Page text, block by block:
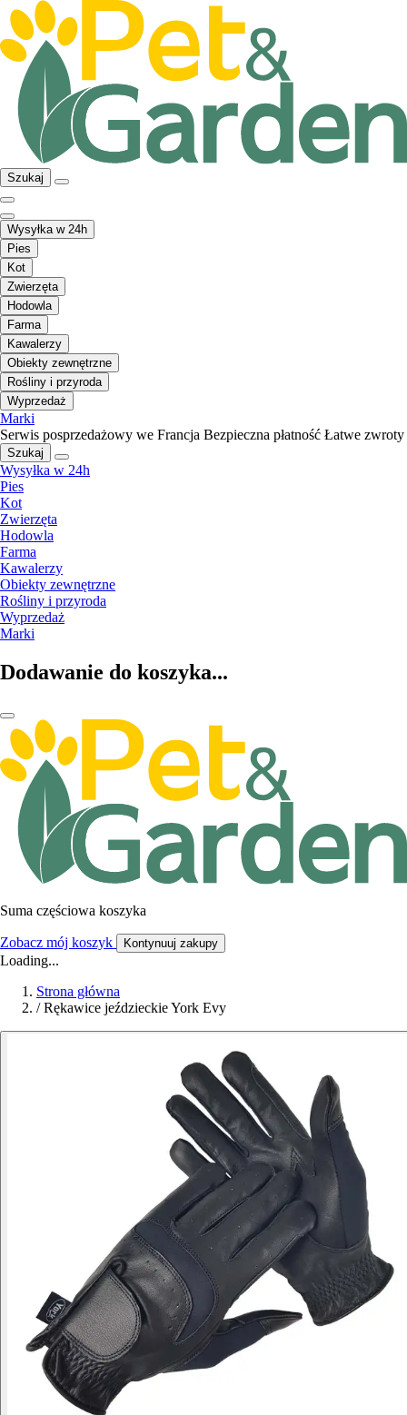
Szukaj
Wysyłka w 24h
Pies
Kot
Zwierzęta
Hodowla
Farma
Kawalerzy
Obiekty zewnętrzne
Rośliny i przyroda
Wyprzedaż
Marki
Serwis posprzedażowy we Francja Bezpieczna płatność Łatwe zwroty
Szukaj
Wysyłka w 24h
Pies
Kot
Zwierzęta
Hodowla
Farma
Kawalerzy
Obiekty zewnętrzne
Rośliny i przyroda
Wyprzedaż
Marki
Dodawanie do koszyka...
Suma częściowa koszyka
Zobacz mój koszyk Kontynuuj zakupy
Loading...
Strona główna
/ Rękawice jeździeckie York Evy